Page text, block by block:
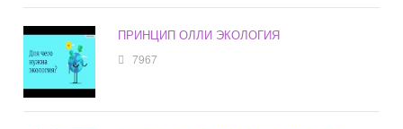
ПРИНЦИП ОЛЛИ ЭКОЛОГИЯ
7967